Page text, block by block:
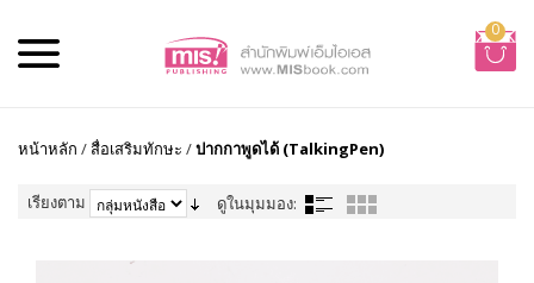
0
หน้าหลัก /สื่อเสริมทักษะ /ปากกาพูดได้ (TalkingPen)
เรียงตาม ดูในมุมมอง: